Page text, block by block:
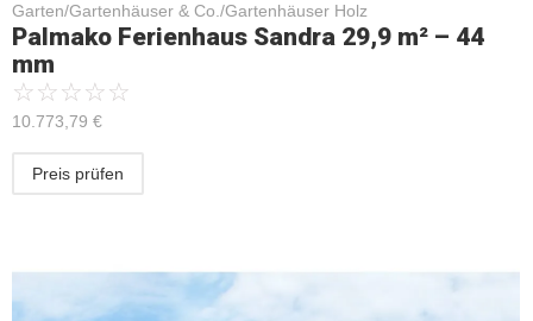
Garten/Gartenhäuser & Co./Gartenhäuser Holz
Palmako Ferienhaus Sandra 29,9 m² – 44
mm
☆☆☆☆☆
10.773,79 €
Preis prüfen